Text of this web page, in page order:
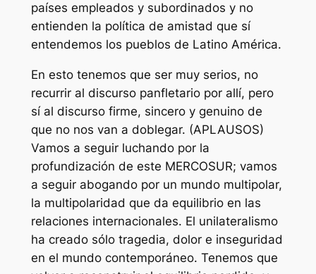
países empleados y subordinados y no
entienden la política de amistad que sí
entendemos los pueblos de Latino América.
En esto tenemos que ser muy serios, no
recurrir al discurso panfletario por allí, pero
sí al discurso firme, sincero y genuino de
que no nos van a doblegar. (APLAUSOS)
Vamos a seguir luchando por la
profundización de este MERCOSUR; vamos
a seguir abogando por un mundo multipolar,
la multipolaridad que da equilibrio en las
relaciones internacionales. El unilateralismo
ha creado sólo tragedia, dolor e inseguridad
en el mundo contemporáneo. Tenemos que